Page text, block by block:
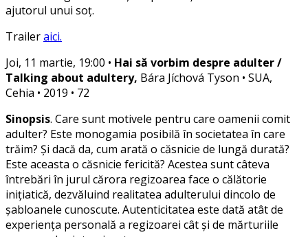
ajutorul unui soț.
Traileraici.
Joi, 11 martie, 19:00 • Hai să vorbim despre adulter /
Talking about adultery, Bára Jíchová Tyson • SUA,
Cehia • 2019 • 72
Sinopsis. Care sunt motivele pentru care oamenii comit
adulter? Este monogamia posibilă în societatea în care
trăim? Și dacă da, cum arată o căsnicie de lungă durată?
Este aceasta o căsnicie fericită? Acestea sunt câteva
întrebări în jurul cărora regizoarea face o călătorie
inițiatică, dezvăluind realitatea adulterului dincolo de
șabloanele cunoscute. Autenticitatea este dată atât de
experiența personală a regizoarei cât și de mărturiile